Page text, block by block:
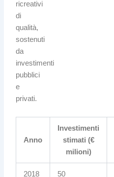
ricreativi
di
qualità,
sostenuti
da
investimenti
pubblici
e
privati.
Anno
Investimenti
stimati (€
milioni)
2018 50